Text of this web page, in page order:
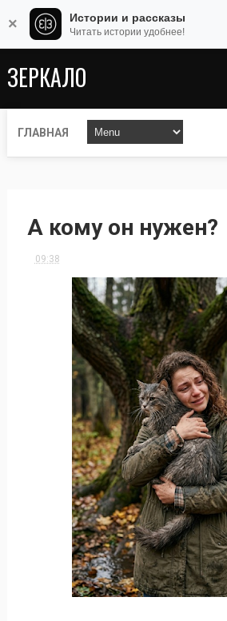
ЗЕРКАЛО
ГЛАВНАЯ
А кому он нужен?
09:38
× Истории и рассказы
Читать истории удобнее!